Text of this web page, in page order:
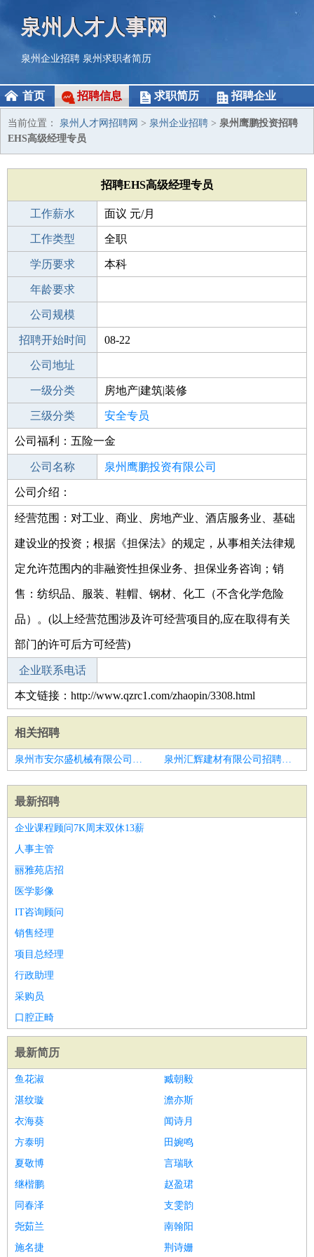
泉州人才人事网
泉州企业招聘 泉州求职者简历
首页 招聘信息 求职简历 招聘企业
当前位置： 泉州人才网招聘网 > 泉州企业招聘 > 泉州鹰鹏投资招聘
EHS高级经理专员
招聘EHS高级经理专员
工作薪水 面议 元/月
招聘人数 1人
工作类型 全职
性别要求 -
学历要求 本科
工作经验
年龄要求
工作地点
公司规模
公司电话
招聘开始时间 08-22
招聘结束时间
公司地址
一级分类 房地产|建筑|装修
二级分类 建筑/装修
三级分类 安全专员
其他行业
公司福利：五险一金
公司名称 泉州鹰鹏投资有限公司
公司类型
公司介绍：
经营范围：对工业、商业、房地产业、酒店服务业、基础
建设业的投资；根据《担保法》的规定，从事相关法律规
定允许范围内的非融资性担保业务、担保业务咨询；销
售：纺织品、服装、鞋帽、钢材、化工（不含化学危险
品）。(以上经营范围涉及许可经营项目的,应在取得有关
部门的许可后方可经营)
企业联系电话
本文链接：http://www.qzrc1.com/zhaopin/3308.html
相关招聘
泉州市安尔盛机械有限公司招聘采样部主管 泉州汇辉建材有限公司招聘安全专员
最新招聘
企业课程顾问7K周末双休13薪
人事主管
丽雅苑店招
医学影像
IT咨询顾问
销售经理
项目总经理
行政助理
采购员
口腔正畸
最新简历
鱼花淑
臧朝毅
湛纹璇
澹亦斯
衣海葵
闻诗月
方泰明
田婉鸣
夏敬博
言瑞耿
继楷鹏
赵盈珺
同春泽
支雯韵
尧茹兰
南翰阳
施名捷
荆诗姗